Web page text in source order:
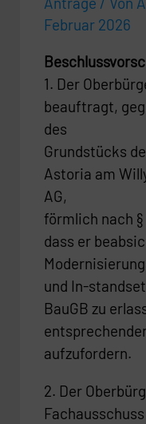
Februar 2026
1. Der
beauftragt,
des
Grundstücks
Astoria am
AG,
förmlich nach §
dass er
und In-
BauGB zu
aufzufordern.
2. Der